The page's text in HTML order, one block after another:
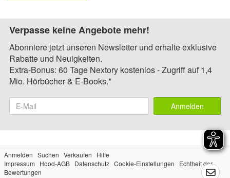
Verpasse keine Angebote mehr!
Abonniere jetzt unseren Newsletter und erhalte exklusive
Rabatte und Neuigkeiten.
Extra-Bonus: 60 Tage Nextory kostenlos - Zugriff auf 1,4
Mio. Hörbücher & E-Books.*
Anmelden
Anmelden Suchen Verkaufen
Hilfe
Impressum
Hood-AGB Datenschutz Cookie-Einstellungen
Echtheit der
Bewertungen